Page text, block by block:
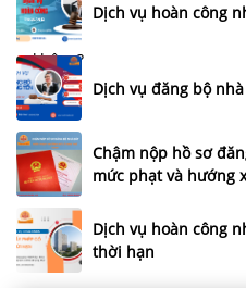
Dịch vụ hoàn công
Dịch vụ đăng bộ
Chậm nộp hồ sơ
mức phạt và hướng
Dịch vụ hoàn công
thời hạn